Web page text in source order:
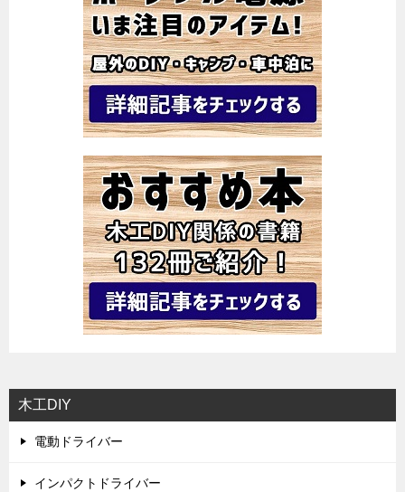
木工DIY
電動ドライバー
インパクトドライバー